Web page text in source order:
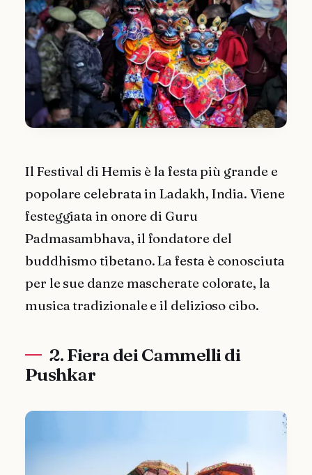
Il Festival di Hemis è la festa più grande e
popolare celebrata in Ladakh, India. Viene
festeggiata in onore di Guru
Padmasambhava, il fondatore del
buddhismo tibetano. La festa è conosciuta
per le sue danze mascherate colorate, la
musica tradizionale e il delizioso cibo.
2. Fiera dei Cammelli di
Pushkar